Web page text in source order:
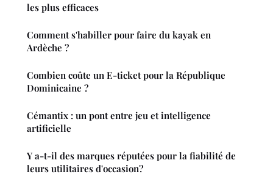
les plus efficaces
Comment s'habiller pour faire du kayak en
Ardèche ?
Combien coûte un E-ticket pour la République
Dominicaine ?
Cémantix : un pont entre jeu et intelligence
artificielle
Y a-t-il des marques réputées pour la fiabilité de
leurs utilitaires d'occasion?